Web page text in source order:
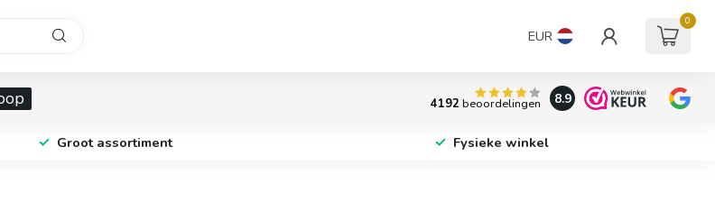
EUR
0
4192 beoordelingen 8.9
Groot assortiment Fysieke winkel